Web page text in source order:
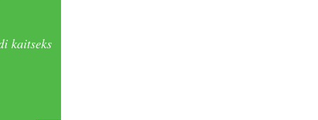
kaitseks